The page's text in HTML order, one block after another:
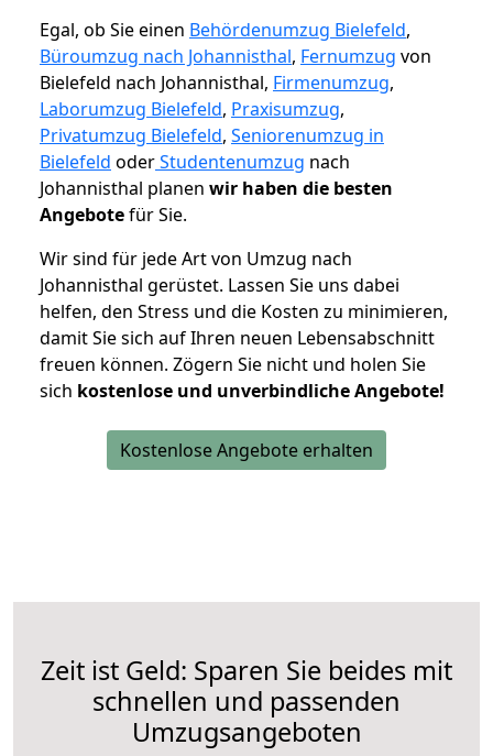
Egal, ob Sie einen Behördenumzug Bielefeld,
Büroumzug nach Johannisthal, Fernumzug von
Bielefeld nach Johannisthal, Firmenumzug,
Laborumzug Bielefeld, Praxisumzug,
Privatumzug Bielefeld, Seniorenumzug in
Bielefeld oderStudentenumzug nach
Johannisthal planen wir haben die besten
Angebotefür Sie.
Wir sind für jede Art von Umzug nach
Johannisthal gerüstet. Lassen Sie uns dabei
helfen, den Stress und die Kosten zu minimieren,
damit Sie sich auf Ihren neuen Lebensabschnitt
freuen können. Zögern Sie nicht und holen Sie
sich kostenlose und unverbindliche Angebote!
Kostenlose Angebote erhalten
Zeit ist Geld: Sparen Sie beides mit
schnellen und passenden
Umzugsangeboten